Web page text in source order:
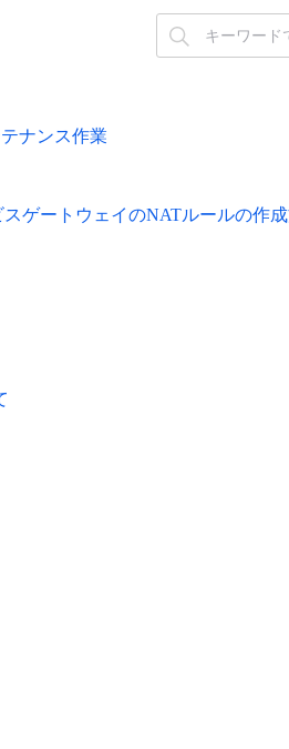
ナンス作業
ゲートウェイのNATルールの作